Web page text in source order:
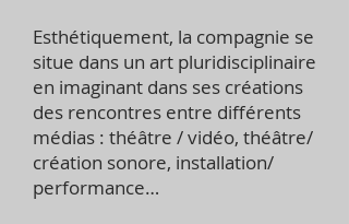
Esthétiquement, la compagnie se
situe dans un art pluridisciplinaire
en imaginant dans ses créations
des rencontres entre différents
médias : théâtre / vidéo, théâtre/
création sonore, installation/
performance…